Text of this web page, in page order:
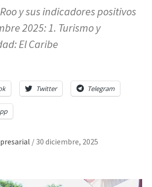
y sus indicadores positivos
2025: 1. Turismo y
El Caribe
Twitter Telegram
/ 30 diciembre, 2025